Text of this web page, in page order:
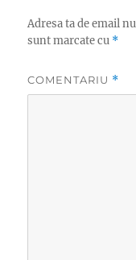
Adresa ta de email
sunt marcate cu *
COMENTARIU *